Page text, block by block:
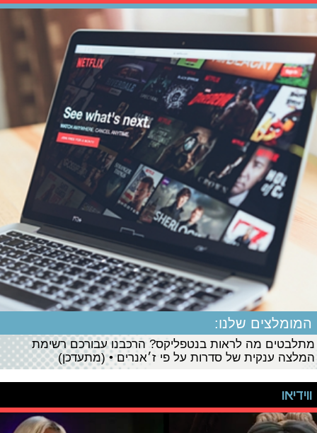
המומלצים שלנו:
מתלבטים מה לראות בנטפליקס? הרכבנו עבורכם רשימת
המלצה ענקית של סדרות על פי ז׳אנרים • (מתעדכן)
ווידיאו